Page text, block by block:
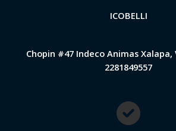
ICOBELLI
Chopin #47 Indeco Animas Xalapa,
2281849557